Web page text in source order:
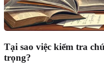
Tại sao việc kiểm tra
trọng?